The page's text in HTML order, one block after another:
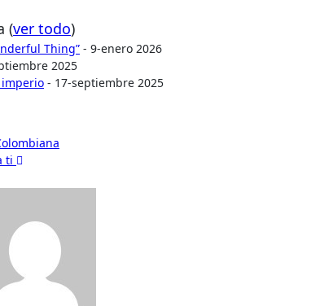
(ver todo)
Thing” - 9-enero 2026
2025
imperio - 17-septiembre 2025
ti